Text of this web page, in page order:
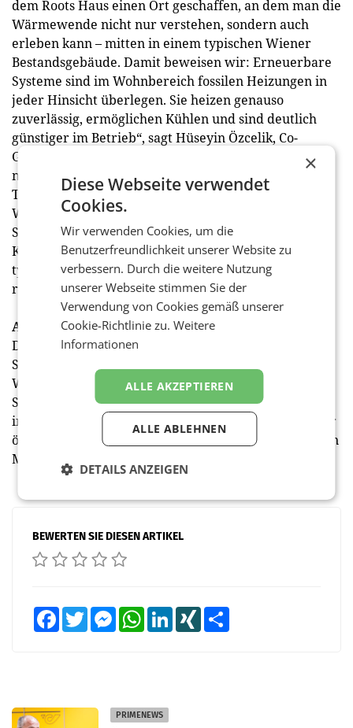
dem Roots Haus einen Ort geschaffen, an dem man die
Wärmewende nicht nur verstehen, sondern auch
erleben kann – mitten in einem typischen Wiener
Bestandsgebäude. Damit beweisen wir: Erneuerbare
Systeme sind im Wohnbereich fossilen Heizungen in
jeder Hinsicht überlegen. Sie heizen genauso
zuverlässig, ermöglichen Kühlen und sind deutlich
günstiger im Betrieb“, sagt Hüseyin Özcelik, Co-
Geschäftsführer von Roots Energy. Das Haus dient
nicht nur als Entwicklungszentrum und Büro für das
Team, sondern auch als Treffpunkt für die
Wärmewende-Szene und künftig auch als
Schulungsort für Fachplaner. Es wurde vom
Klimafonds als Musterhaus gefördert und bildet den
typischen urbanen Gebäudebestand in Mitteleuropa
realitätsnah ab.
Ausblick
Derzeit setzt Roots mehrere Projekte in Wien und
Salzburg um, darunter zahlreiche mehrgeschoßige
Wohngebäude. Das Unternehmen bereitet aktuell die
Skalierungsphase vor. Im Mittelpunkt stehen
institutionelle Eigentümer, Fachplaner und Bauträger
österreichweit. Auch eine Expansion in den deutschen
Markt ist geplant.
BEWERTEN SIE DIESEN ARTIKEL
FacebookTwitter MessengerWhatsAppLinkedInXING
PRIMENEWS
×
Diese Webseite verwendet
Cookies.
Wir verwenden Cookies, um die
Benutzerfreundlichkeit unserer Website zu
verbessern. Durch die weitere Nutzung
unserer Webseite stimmen Sie der
Verwendung von Cookies gemäß unserer
Cookie-Richtlinie zu.Weitere
Informationen
ALLE AKZEPTIEREN
ALLE ABLEHNEN
DETAILS ANZEIGEN